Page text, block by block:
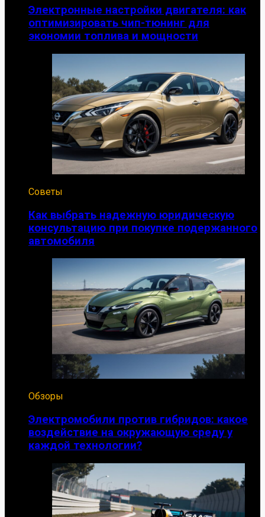
Электронные настройки двигателя: как
оптимизировать чип-тюнинг для
экономии топлива и мощности
Советы
Как выбрать надежную юридическую
консультацию при покупке подержанного
автомобиля
Обзоры
Электромобили против гибридов: какое
воздействие на окружающую среду у
каждой технологии?